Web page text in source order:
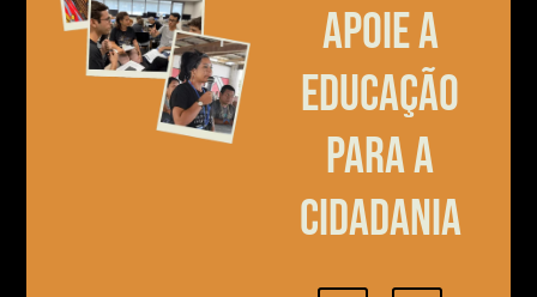
Apoie a
educação
para a
cidadania